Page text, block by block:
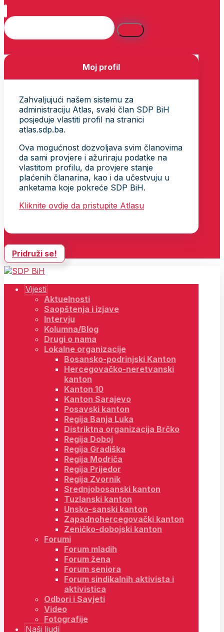
Moj profil
Zahvaljujući našem sistemu za
administraciju Atlas, svaki član SDP BiH
posjeduje vlastiti profil na stranici
atlas.sdp.ba.
Ova mogućnost dozvoljava svim članovima
da sami provjere i ažuriraju podatke na
vlastitom profilu, da provjere stanje
plaćenih članarina, kao i da učestvuju u
anketama koje pokreće SDP BiH.
Kliknite ovdje da pristupite Atlasu
Pridruži se!
Vijesti
Aktuelnosti
Saopštenja i izjave
Intervju
Kolumna/Blog
Drugi o nama
Lokalne organizacije
Bosansko-podrinjski Kanton
Hercegovačko-neretvanski
kanton
Kanton 10
Kanton Sarajevo
Posavski kanton
Regija Banja Luka
Distriktna organizacija Brčko
Regija Doboj
Regija Gradiška
Regija Modriča
Regija Prijedor
Regija Zvornik
Srednjobosanski kanton
Tuzlanski kanton
Unsko-sanski kanton
Zapadnohercegovački kanton
Zeničko-dobojski kanton
Forumi
Forum mladih
Forum žena
Forum seniora
Forum sindikalnih aktivista i
aktivistica
Odbori i Savjeti
Video
Fotografije
Naši ljudi